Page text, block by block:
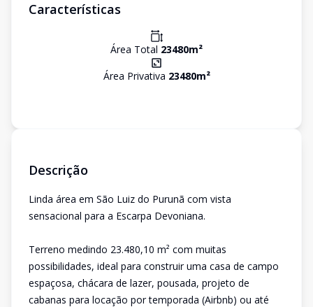
Características
Área Total 23480m²
Área Privativa 23480m²
Descrição
Linda área em São Luiz do Purunã com vista
sensacional para a Escarpa Devoniana.
Terreno medindo 23.480,10 m² com muitas
possibilidades, ideal para construir uma casa de campo
espaçosa, chácara de lazer, pousada, projeto de
cabanas para locação por temporada (Airbnb) ou até